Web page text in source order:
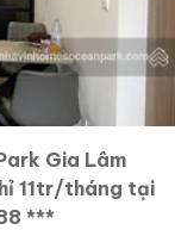
Gia Lâm
11tr/tháng tại
***